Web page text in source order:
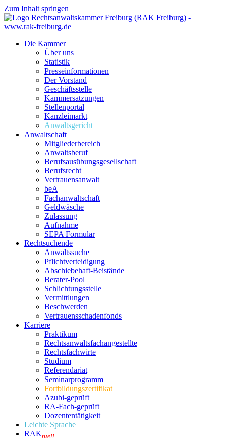
Zum Inhalt springen
Die Kammer
Über uns
Statistik
Presseinformationen
Der Vorstand
Geschäftsstelle
Kammersatzungen
Stellenportal
Kanzleimarkt
Anwaltsgericht
Anwaltschaft
Mitgliederbereich
Anwaltsberuf
Berufsausübungs­gesellschaft
Berufsrecht
Vertrauensanwalt
beA
Fachanwaltschaft
Geldwäsche
Zulassung
Aufnahme
SEPA Formular
Rechtsuchende
Anwaltssuche
Pflichtverteidigung
Abschiebehaft-Beistände
Berater-Pool
Schlichtungsstelle
Vermittlungen
Beschwerden
Vertrauensschadenfonds
Karriere
Praktikum
Rechtsanwalts­fachangestellte
Rechtsfachwirte
Studium
Referendariat
Seminarprogramm
Fortbildungszertifikat
Azubi-geprüft
RA-Fach-geprüft
Dozententätigkeit
Leichte Sprache
RAKtuell